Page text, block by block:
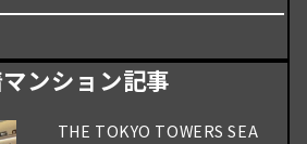
ンション記事
THE TOKYO TOWERS SEA